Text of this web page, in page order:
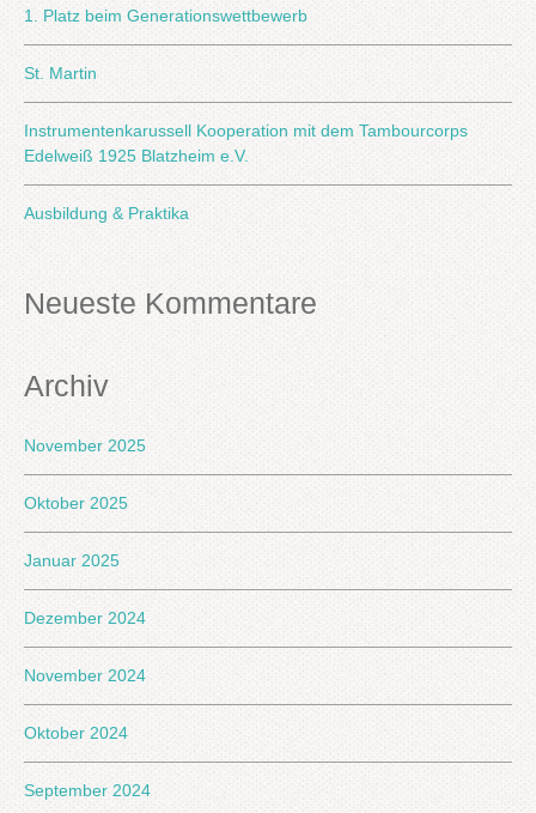
1. Platz beim Generationswettbewerb
St. Martin
Instrumentenkarussell Kooperation mit dem Tambourcorps
Edelweiß 1925 Blatzheim e.V.
Ausbildung & Praktika
Neueste Kommentare
Archiv
November 2025
Oktober 2025
Januar 2025
Dezember 2024
November 2024
Oktober 2024
September 2024